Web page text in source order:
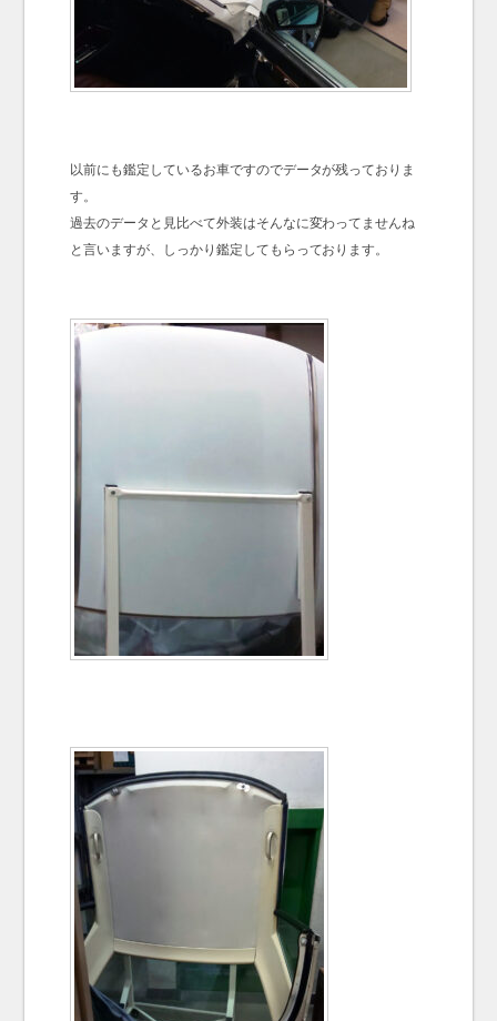
以前にも鑑定しているお車ですのでデータが残っておりま
す。
過去のデータと見比べて外装はそんなに変わってませんね
と言いますが、しっかり鑑定してもらっております。